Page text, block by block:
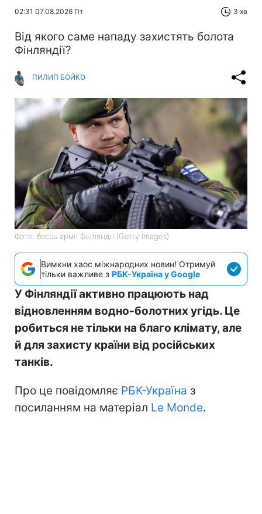
02:31 07.08.2026 Пт 3 хв
Від якого саме нападу захистять болота
Фінляндії?
ПИЛИП БОЙКО
Фото: боєць армії Фінляндії (Getty Images)
Вимкни хаос міжнародних новин! Отримуй
тільки важливе з РБК-Україна у Google
У Фінляндії активно працюють над
відновленням водно-болотних угідь. Це
робиться не тільки на благо клімату, але
й для захисту країни від російських
танків.
Про це повідомляє РБК-Україна з
посиланням на матеріал Le Monde.